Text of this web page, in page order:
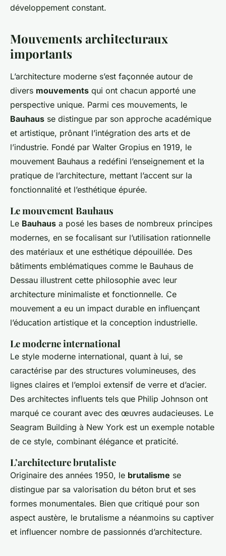
développement constant.
Mouvements architecturaux
importants
L’architecture moderne s’est façonnée autour de
divers mouvements qui ont chacun apporté une
perspective unique. Parmi ces mouvements, le
Bauhaus se distingue par son approche académique
et artistique, prônant l’intégration des arts et de
l’industrie. Fondé par Walter Gropius en 1919, le
mouvement Bauhaus a redéfini l’enseignement et la
pratique de l’architecture, mettant l’accent sur la
fonctionnalité et l’esthétique épurée.
Le mouvement Bauhaus
Le Bauhaus a posé les bases de nombreux principes
modernes, en se focalisant sur l’utilisation rationnelle
des matériaux et une esthétique dépouillée. Des
bâtiments emblématiques comme le Bauhaus de
Dessau illustrent cette philosophie avec leur
architecture minimaliste et fonctionnelle. Ce
mouvement a eu un impact durable en influençant
l’éducation artistique et la conception industrielle.
Le moderne international
Le style moderne international, quant à lui, se
caractérise par des structures volumineuses, des
lignes claires et l’emploi extensif de verre et d’acier.
Des architectes influents tels que Philip Johnson ont
marqué ce courant avec des œuvres audacieuses. Le
Seagram Building à New York est un exemple notable
de ce style, combinant élégance et praticité.
L’architecture brutaliste
Originaire des années 1950, le brutalisme se
distingue par sa valorisation du béton brut et ses
formes monumentales. Bien que critiqué pour son
aspect austère, le brutalisme a néanmoins su captiver
et influencer nombre de passionnés d’architecture.